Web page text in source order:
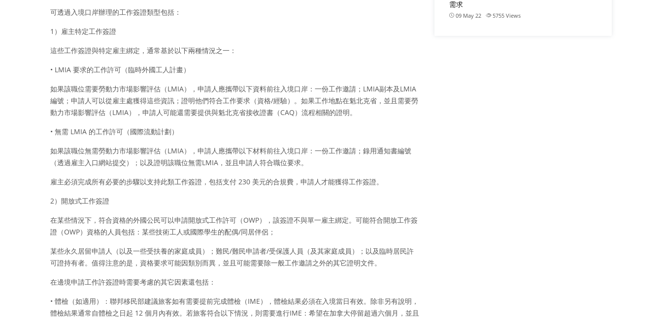
可透過入境口岸辦理的工作簽證類型包括：
1）雇主特定工作簽證
這些工作簽證與特定雇主綁定，通常基於以下兩種情況之一：
• LMIA 要求的工作許可（臨時外國工人計畫）
如果該職位需要勞動力市場影響評估（LMIA），申請人應攜帶以下資料前往入境口岸：一份工作邀請；LMIA副本及LMIA
編號；申請人可以從雇主處獲得這些資訊；證明他們符合工作要求（資格/經驗）。如果工作地點在魁北克省，並且需要勞
動力市場影響評估（LMIA），申請人可能還需要提供與魁北克省接收證書（CAQ）流程相關的證明。
• 無需 LMIA 的工作許可（國際流動計劃）
如果該職位無需勞動力市場影響評估（LMIA），申請人應攜帶以下材料前往入境口岸：一份工作邀請；錄用通知書編號
（透過雇主入口網站提交）；以及證明該職位無需LMIA，並且申請人符合職位要求。
雇主必須完成所有必要的步驟以支持此類工作簽證，包括支付 230 美元的合規費，申請人才能獲得工作簽證。
2）開放式工作簽證
在某些情況下，符合資格的外國公民可以申請開放式工作許可（OWP），該簽證不與單一雇主綁定。可能符合開放工作簽
證（OWP）資格的人員包括：某些技術工人或國際學生的配偶/同居伴侶；
某些永久居留申請人（以及一些受扶養的家庭成員）；難民/難民申請者/受保護人員（及其家庭成員）；以及臨時居民許
可證持有者。值得注意的是，資格要求可能因類別而異，並且可能需要除一般工作邀請之外的其它證明文件。
在邊境申請工作許簽證時需要考慮的其它因素還包括：
• 體檢（如適用）：聯邦移民部建議旅客如有需要提前完成體檢（IME），體檢結果必須在入境當日有效。除非另有說明，
體檢結果通常自體檢之日起 12 個月內有效。若旅客符合以下情況，則需要進行IME：希望在加拿大停留超過六個月，並且
需求
09 May 22 5755 Views